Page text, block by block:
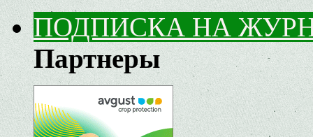
ПОДПИСКА НА
Партнеры